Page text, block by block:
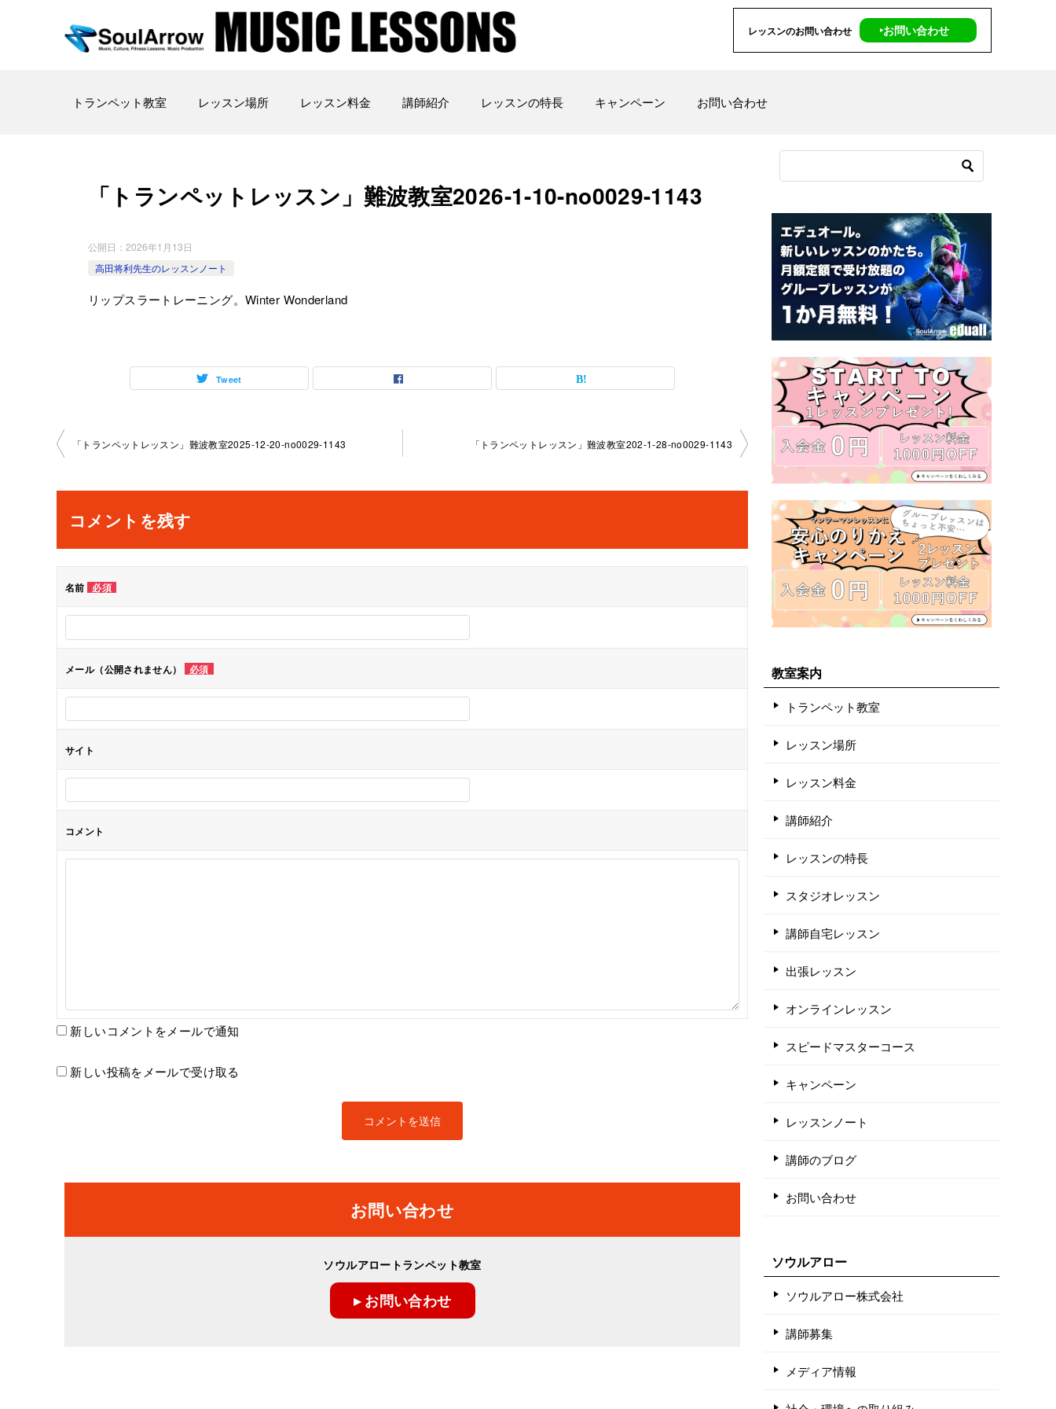
レッスンのお問い合わせ ‣お問い合わせ
トランペット教室 レッスン場所 レッスン料金 講師紹介 レッスンの特長 キャンペーン お問い合わせ
「トランペットレッスン」難波教室2026-1-10-no0029-1143
公開日： 2026年1月13日
高田将利先生のレッスンノート
リップスラートレーニング。Winter Wonderland
Tweet
投
ナ
ビ
ゲ
ー
シ
ョ
「トランペットレッスン」難波教室2025-12-20-no0029-1143 「トランペットレッスン」難波教室202-1-28-no0029-1143
コメントを残す
名前 必須
メール（公開されません） 必須
サイト
コメント
新しいコメントをメールで通知
新しい投稿をメールで受け取る
お問い合わせ
ソウルアロートランペット教室
▸ お問い合わせ
教室案内
トランペット教室
レッスン場所
レッスン料金
講師紹介
レッスンの特長
スタジオレッスン
講師自宅レッスン
出張レッスン
オンラインレッスン
スピードマスターコース
キャンペーン
レッスンノート
講師のブログ
お問い合わせ
ソウルアロー
ソウルアロー株式会社
講師募集
メディア情報